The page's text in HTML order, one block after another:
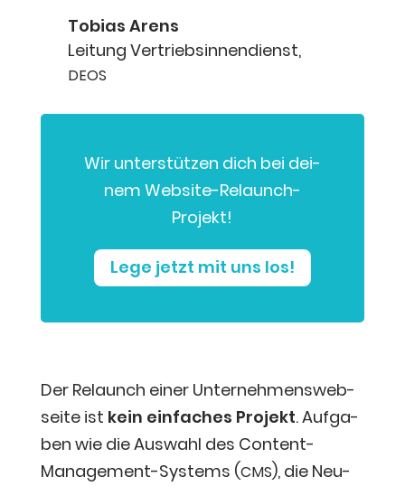
Tobi­as Arens
Lei­tung Ver­triebs­in­nen­dienst,
DEOS
Wir unter­stüt­zen dich bei dei­
nem Website-Relaunch-
Projekt!
Lege jetzt mit uns los!
Der Relaunch einer Unter­neh­mens­web­
sei­te ist kein ein­fa­ches Pro­jekt. Auf­ga­
ben wie die Aus­wahl des Con­tent-
Manage­ment-Sys­tems (CMS), die Neu­